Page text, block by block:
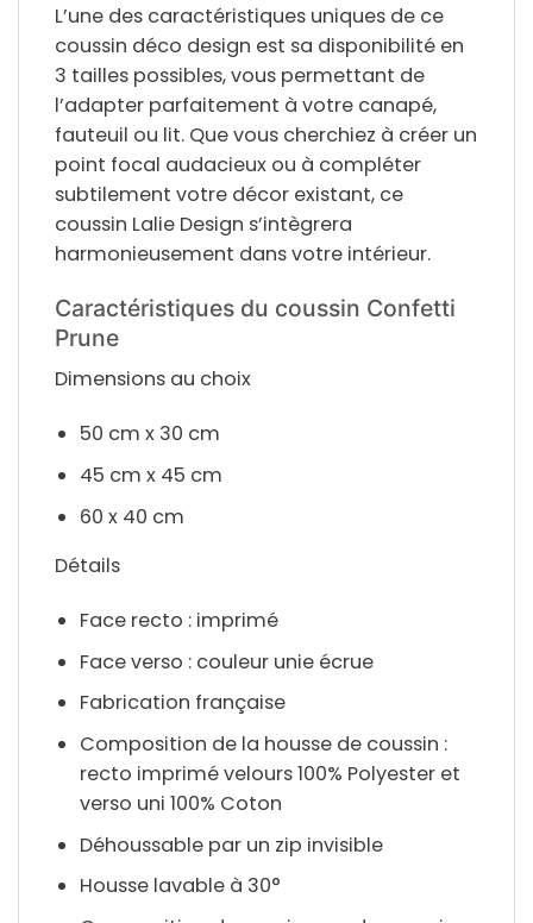
L’une des caractéristiques uniques de ce
coussin déco design est sa disponibilité en
3 tailles possibles, vous permettant de
l’adapter parfaitement à votre canapé,
fauteuil ou lit. Que vous cherchiez à créer un
point focal audacieux ou à compléter
subtilement votre décor existant, ce
coussin Lalie Design s’intègrera
harmonieusement dans votre intérieur.
Caractéristiques du coussin Confetti
Prune
Dimensions au choix
50 cm x 30 cm
45 cm x 45 cm
60 x 40 cm
Détails
Face recto : imprimé
Face verso : couleur unie écrue
Fabrication française
Composition de la housse de coussin :
recto imprimé velours 100% Polyester et
verso uni 100% Coton
Déhoussable par un zip invisible
Housse lavable à 30°